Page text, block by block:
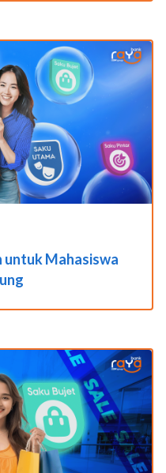
untuk Mahasiswa